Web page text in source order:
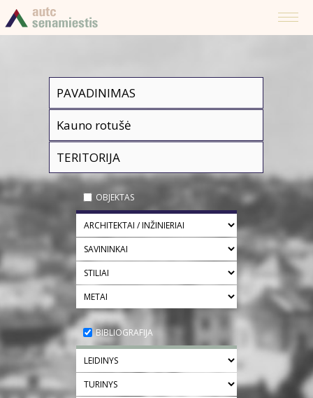
OBJEKTAS
BIBLIOGRAFIJA